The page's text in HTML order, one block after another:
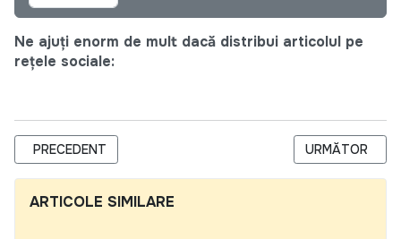
Ne ajuți enorm de mult dacă distribui articolul pe
rețele sociale:
ARTICOL PRECEDENT: FUNDAȚIA SOROS MOLDOVA INVITĂ
PRECEDENT ARTICOLUL
URMĂTOR
ARTICOLE SIMILARE